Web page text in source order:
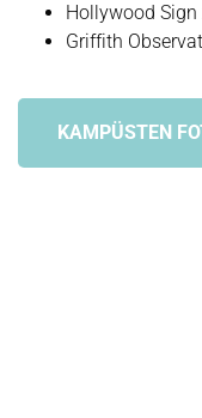
Hollywood Sign
Griffith
KAMPÜSTEN